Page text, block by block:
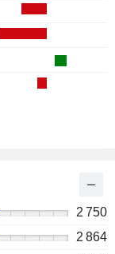
2 750
2 864